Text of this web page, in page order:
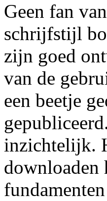
Geen fan
schrijfstijl
zijn goed
van de
een beetje
inzichtelijk.
downloaden